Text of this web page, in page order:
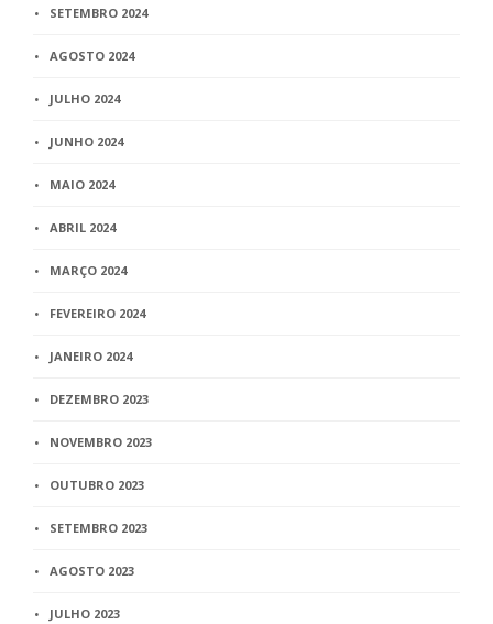
SETEMBRO 2024
AGOSTO 2024
JULHO 2024
JUNHO 2024
MAIO 2024
ABRIL 2024
MARÇO 2024
FEVEREIRO 2024
JANEIRO 2024
DEZEMBRO 2023
NOVEMBRO 2023
OUTUBRO 2023
SETEMBRO 2023
AGOSTO 2023
JULHO 2023